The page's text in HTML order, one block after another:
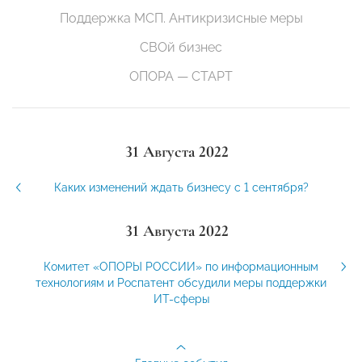
Поддержка МСП. Антикризисные меры
СВОй бизнес
ОПОРА — СТАРТ
31 Августа 2022
Каких изменений ждать бизнесу с 1 сентября?
31 Августа 2022
Комитет «ОПОРЫ РОССИИ» по информационным
технологиям и Роспатент обсудили меры поддержки
ИТ-сферы